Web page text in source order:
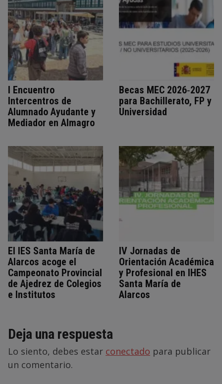
I Encuentro
Intercentros de
Alumnado Ayudante y
Mediador en Almagro
Becas MEC 2026‑2027
para Bachillerato, FP y
Universidad
El IES Santa María de
Alarcos acoge el
Campeonato Provincial
de Ajedrez de Colegios
e Institutos
IV Jornadas de
Orientación Académica
y Profesional en IHES
Santa María de
Alarcos
Deja una respuesta
Lo siento, debes estar conectado para publicar
un comentario.